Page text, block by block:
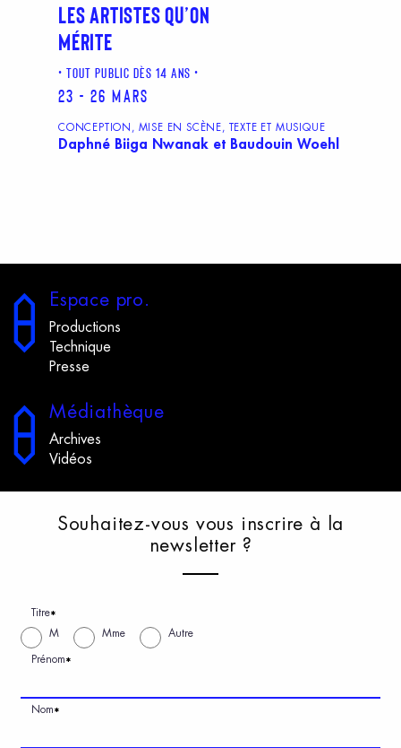
LES ARTISTES QU’ON
MÉRITE
TOUT PUBLIC DÈS 14 ANS
23 - 26 mars
CONCEPTION, MISE EN SCÈNE, TEXTE ET MUSIQUE
Daphné Biiga Nwanak et Baudouin Woehl
Espace pro.
Productions
Technique
Presse
Médiathèque
Archives
Vidéos
Souhaitez-vous vous i nscrire à
a
newsletter ?
Titre*
M Mme Autre
Prénom*
Nom*